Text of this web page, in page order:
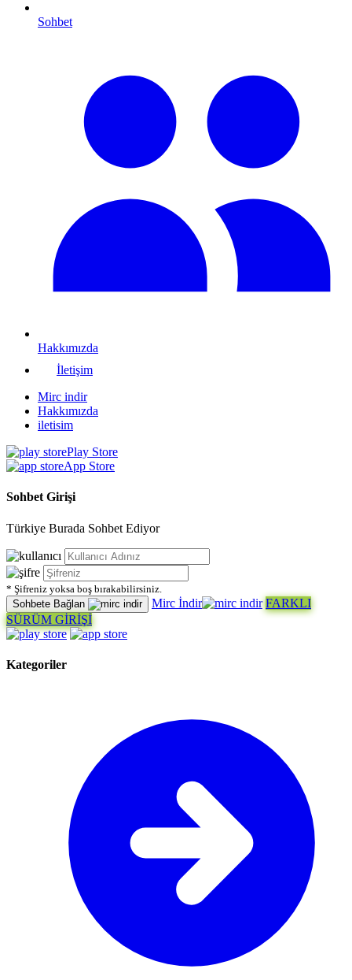
Sohbet
Hakkımızda
İletişim
Mirc indir
Hakkımızda
iletisim
Play Store
App Store
Sohbet Girişi
Türkiye Burada Sohbet Ediyor
* Şifreniz yoksa boş bırakabilirsiniz.
Sohbete Bağlan
Mirc İndir
FARKLI
SÜRÜM GİRİŞİ
Kategoriler